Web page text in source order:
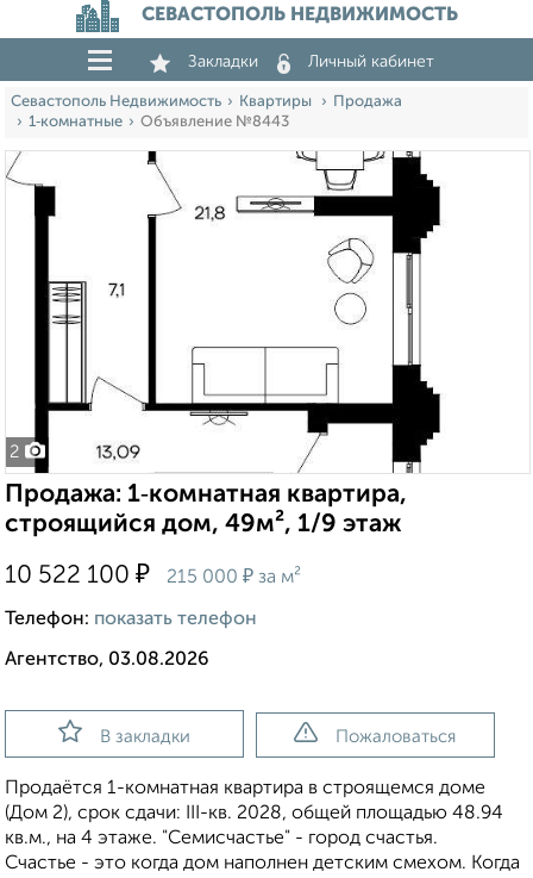
СЕВАСТОПОЛЬ НЕДВИЖИМОСТЬ
Закладки Личный кабинет
Севастополь Недвижимость Квартиры
Продажа
1‑комнатные
Объявление №8443
2
Продажа: 1‑комнатная квартира,
строящийся дом, 49м², 1/9 этаж
10 522 100 ₽ 215 000 ₽ за м²
Телефон: показать телефон
Агентство, 03.08.2026
В закладки Пожаловаться
Продаётся 1-комнатная квартира в строящемся доме
(Дом 2), срок сдачи: III-кв. 2028, общей площадью 48.94
кв.м., на 4 этаже. "Семисчастье" - город счастья.
Счастье - это когда дом наполнен детским смехом. Когда